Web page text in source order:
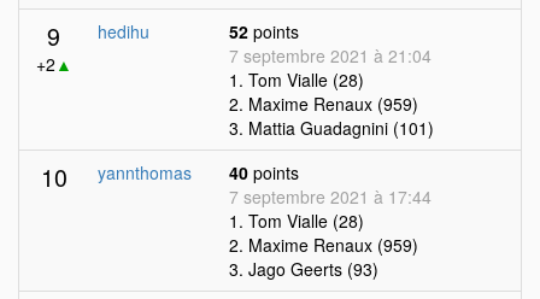
9
+2 ▲
hedihu 52 points
7 septembre 2021 à 21:04
1. Tom Vialle (28)
2. Maxime Renaux (959)
3. Mattia Guadagnini (101)
10 yannthomas 40 points
7 septembre 2021 à 17:44
1. Tom Vialle (28)
2. Maxime Renaux (959)
3. Jago Geerts (93)